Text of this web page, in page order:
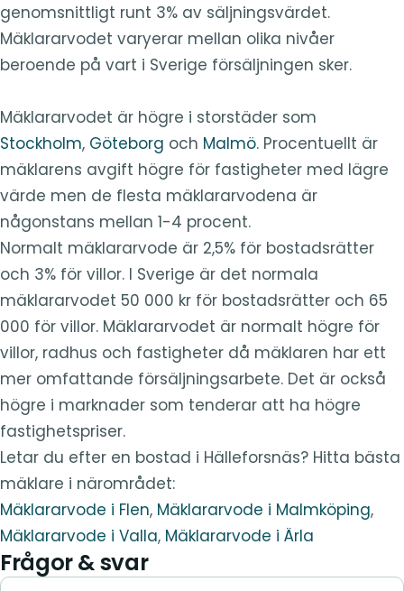
genomsnittligt runt 3% av säljningsvärdet.
Mäklararvodet varyerar mellan olika nivåer
beroende på vart i Sverige försäljningen sker.
Mäklararvodet är högre i storstäder som
Stockholm, Göteborg och Malmö. Procentuellt är
mäklarens avgift högre för fastigheter med lägre
värde men de flesta mäklararvodena är
någonstans mellan 1-4 procent.
Normalt mäklararvode är 2,5% för bostadsrätter
och 3% för villor. I Sverige är det normala
mäklararvodet 50 000 kr för bostadsrätter och 65
000 för villor. Mäklararvodet är normalt högre för
villor, radhus och fastigheter då mäklaren har ett
mer omfattande försäljningsarbete. Det är också
högre i marknader som tenderar att ha högre
fastighetspriser.
Letar du efter en bostad i Hälleforsnäs? Hitta bästa
mäklare i närområdet:
Mäklararvode i Flen, Mäklararvode i Malmköping,
Mäklararvode i Valla, Mäklararvode i Ärla
Frågor & svar